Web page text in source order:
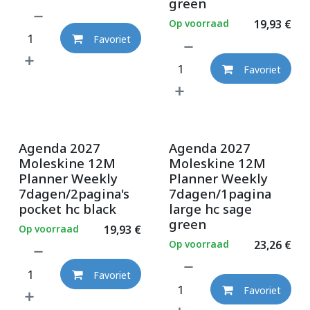
Favoriet
19,93 €
Op voorraad
Favoriet
Agenda 2027
Moleskine 12M
Planner Weekly
7dagen/2pagina's
pocket hc black
19,93 €
Op voorraad
Favoriet
Agenda 2027
Moleskine 12M
Planner Weekly
7dagen/1pagina
large hc sage
green
23,26€
Op voorraad
Favoriet